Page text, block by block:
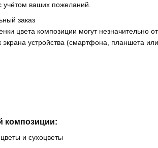
учётом ваших пожеланий.
заказ
цвета композиции могут незначительно
экрана устройства (смартфона, планшета
композиции:
и сухоцветы